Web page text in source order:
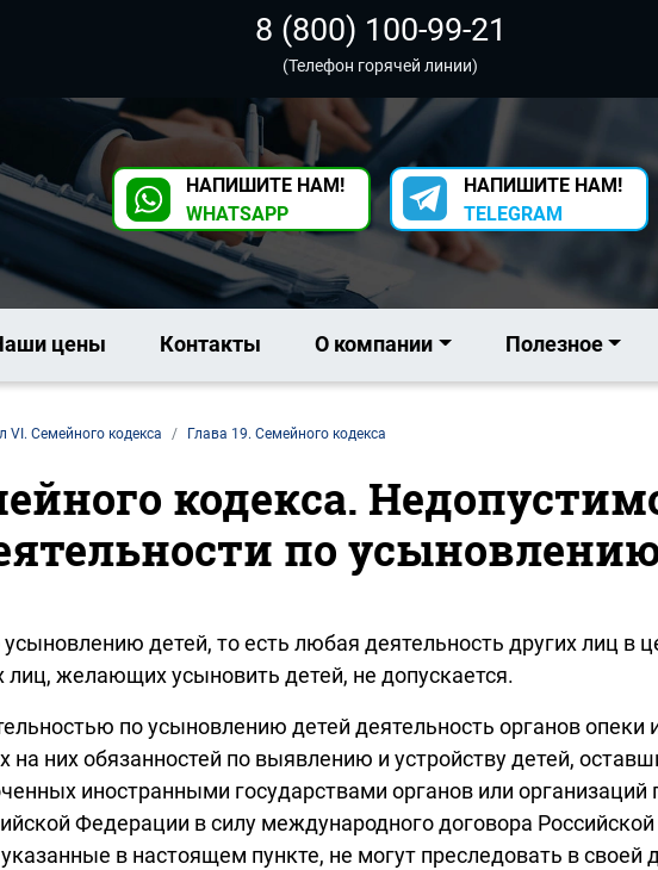
8 (800) 100-99-21
(Телефон горячей линии)
НАПИШИТЕ НАМ!
WHATSAPP
НАПИШИТЕ НАМ!
TELEGRAM
цены Контакты О компании Полезное
VI. Семейного кодекса Глава 19. Семейного кодекса
кодекса.
по
детей, то есть любая деятельность других лиц в
лиц, желающих усыновить детей, не допускается.
по усыновлению детей деятельность органов опеки
них обязанностей по выявлению и устройству детей,
иностранными государствами органов или
Федерации в силу международного договора
в настоящем пункте, не могут преследовать в своей